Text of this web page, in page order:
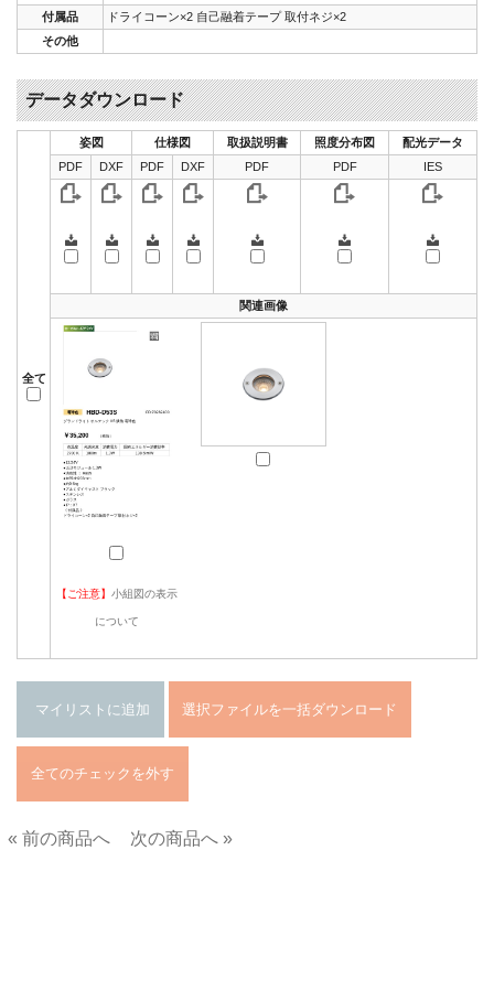
付属品
ドライコーン×2 自己融着テープ 取付ネジ×2
その他
データダウンロード
全て
姿図 仕様図 取扱説明書 照度分布図
配光データ
PDF
DXF PDF DXF PDF PDF IES
関連画像
【ご注意】 小組図の表示
について
« 前の商品へ
次の商品へ »